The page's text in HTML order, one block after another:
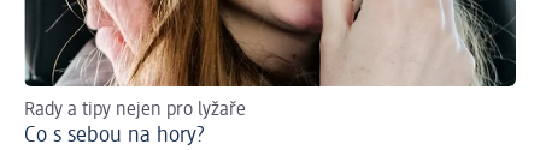
Rady a tipy nejen pro lyžaře
Co s sebou na hory?